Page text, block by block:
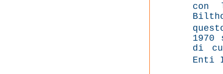
con
1970
di
Enti